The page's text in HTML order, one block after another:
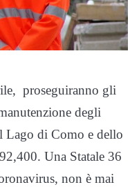
proseguiranno gli
degli
Lago di Como e dello
Una Statale 36
non è mai